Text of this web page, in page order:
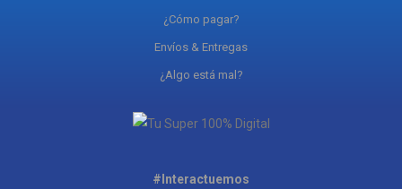
¿Cómo pagar?
Envíos & Entregas
¿Algo está mal?
#Interactuemos